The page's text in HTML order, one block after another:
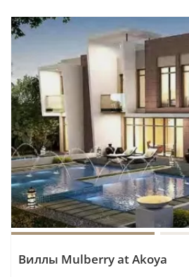
Виллы Mulberry at Akoya